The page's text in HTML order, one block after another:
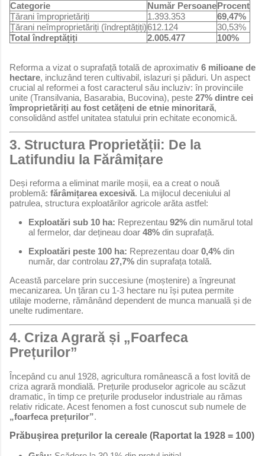
Categorie Număr PersoaneProcent
Țărani împroprietăriți
1.393.353
69,47%
Țărani neîmproprietăriți (îndreptățiți)612.124
30,53%
Total îndreptățiți
2.005.477 100%
Reforma a vizat o suprafață totală de aproximativ 6 milioane de
hectare, incluzând teren cultivabil, islazuri și păduri. Un aspect
crucial al reformei a fost caracterul său incluziv: în provinciile
unite (Transilvania, Basarabia, Bucovina), peste 27% dintre cei
împroprietăriți au fost cetățeni de etnie minoritară,
consolidând astfel unitatea statului prin echitate economică.
3. Structura Proprietății: De la
Latifundiu la Fărâmițare
Deși reforma a eliminat marile moșii, ea a creat o nouă
problemă: fărâmițarea excesivă. La mijlocul deceniului al
patrulea, structura exploatărilor agricole arăta astfel:
Exploatări sub 10 ha: Reprezentau 92% din numărul total
al fermelor, dar dețineau doar 48% din suprafață.
Exploatări peste 100 ha: Reprezentau doar 0,4% din
număr, dar controlau 27,7% din suprafața totală.
Această parcelare prin succesiune (moștenire) a îngreunat
mecanizarea. Un țăran cu 1-3 hectare nu își putea permite
utilaje moderne, rămânând dependent de munca manuală și de
unelte rudimentare.
4. Criza Agrară și „Foarfeca
Prețurilor”
Începând cu anul 1928, agricultura românească a fost lovită de
criza agrară mondială. Prețurile produselor agricole au scăzut
dramatic, în timp ce prețurile produselor industriale au rămas
relativ ridicate. Acest fenomen a fost cunoscut sub numele de
„foarfeca prețurilor”.
Prăbușirea prețurilor la cereale (Raportat la 1928 = 100)